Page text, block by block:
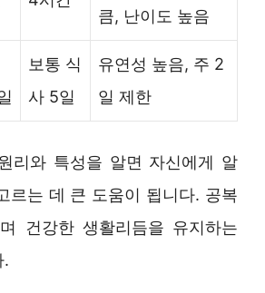
큼, 난이도 높음
보통 식
사 5일
유연성 높음, 주 2
일 제한
리와 특성을 알면 자신에게 알
르는 데 큰 도움이 됩니다. 공복
건강한 생활리듬을 유지하는
.